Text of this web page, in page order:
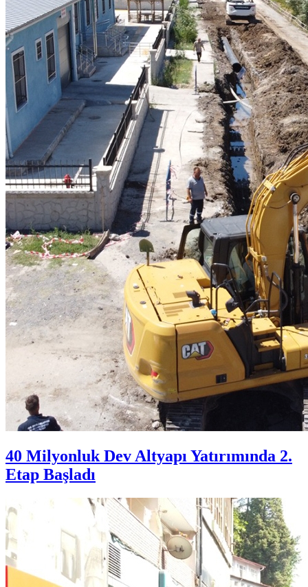
40 Milyonluk Dev Altyapı Yatırımında 2.
Etap Başladı